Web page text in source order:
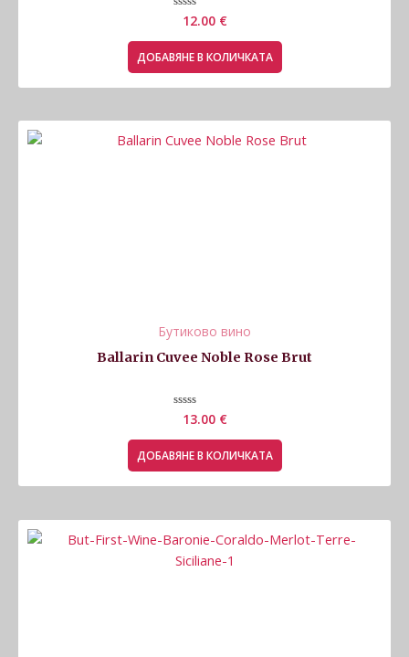
Оценено
0
от
5
12.00 €
ДОБАВЯНЕ В КОЛИЧКАТА
Бутиково вино
Ballarin Cuvee Noble Rose Brut
Оценено
0
от
5
13.00 €
ДОБАВЯНЕ В КОЛИЧКАТА